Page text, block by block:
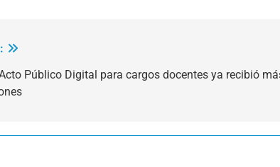
Público Digital para cargos docentes ya recibió